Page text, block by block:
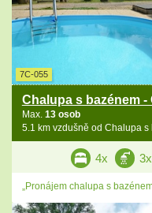
7C-055
Chalupa s bazénem
Max. 13 osob
5.1 km vzdušně od Chalupa
4x 3x
„Pronájem chalupa s